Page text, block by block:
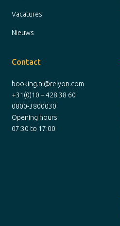
Vacatures
Nieuws
Contact
booking.nl@relyon.com
+31(0)10 – 428 38 60
0800-3800030
Opening hours:
07:30 to 17:00